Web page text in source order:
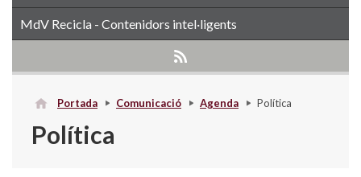
MdV Recicla - Contenidors intel·ligents
Portada Comunicació Agenda Política
Política